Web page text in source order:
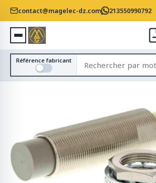
contact@magelec-dz.com 213550990792
Référence fabricant
c
e
r
d